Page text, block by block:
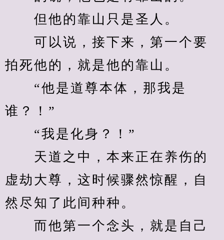
但他的靠山只是圣人。
可以说，接下来，第一个要
拍死他的，就是他的靠山。
“他是道尊本体，那我是
谁？！”
“我是化身？！”
天道之中，本来正在养伤的
虚劫大尊，这时候骤然惊醒，自
然尽知了此间种种。
而他第一个念头，就是自己